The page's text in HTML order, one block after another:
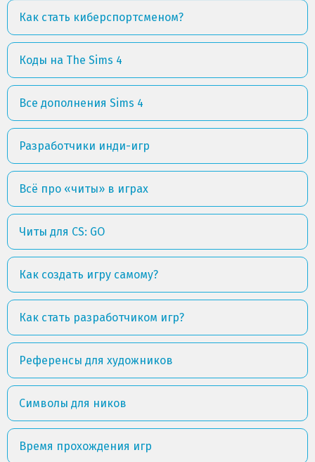
Как стать киберспортсменом?
Коды на The Sims 4
Все дополнения Sims 4
Разработчики инди-игр
Всё про «читы» в играх
Читы для CS: GO
Как создать игру самому?
Как стать разработчиком игр?
Референсы для художников
Символы для ников
Время прохождения игр